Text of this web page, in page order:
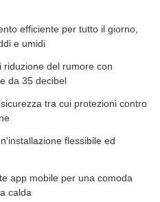
efficiente per tutto il giorno,
e umidi
riduzione del rumore con
da 35 decibel
tra cui protezioni contro
flessibile ed
app mobile per una comoda
calda